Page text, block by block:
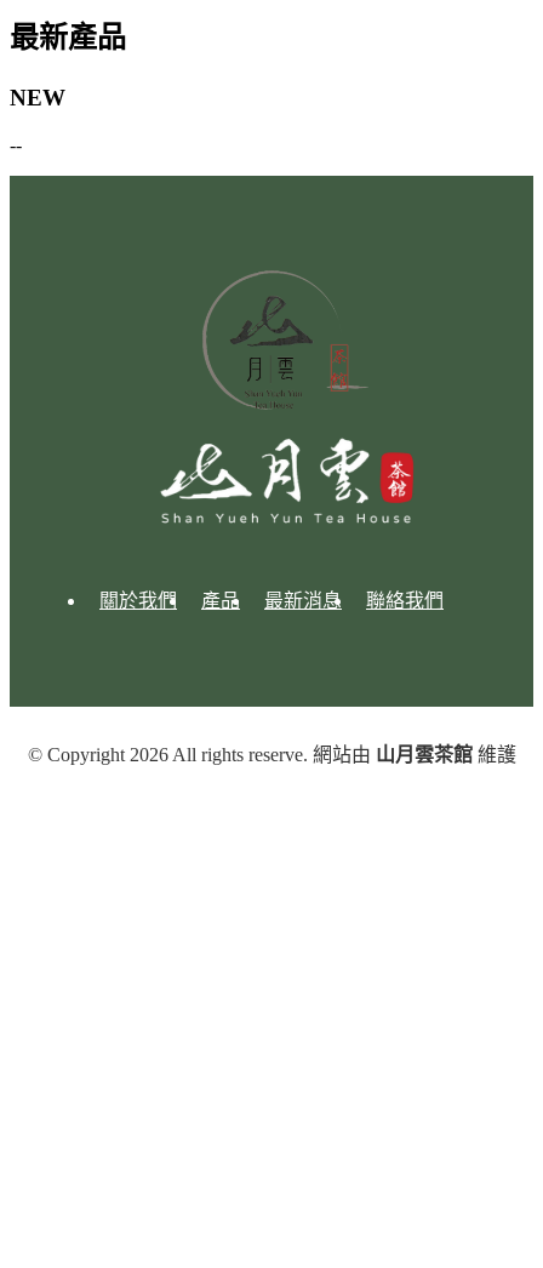
最新產品
NEW
--
關於我們 產品 最新消息 聯絡我們
© Copyright 2026 All rights reserve. 網站由 山月雲茶館維護